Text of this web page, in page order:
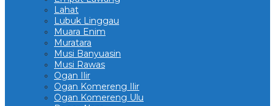
Lahat
Lubuk Linggau
Muara Enim
Muratara
Musi Banyuasin
Musi Rawas
Ogan Ilir
Ogan Komereng Ilir
Ogan Komereng Ulu